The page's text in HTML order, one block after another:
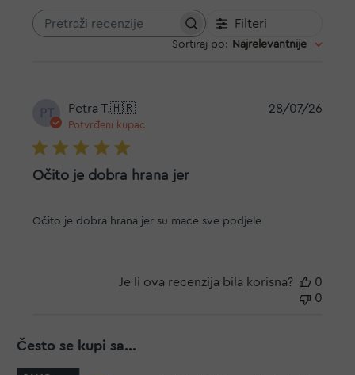
Pretraži
Filteri
Sortiraj po: Najrelevantnije
Petra T.🇭🇷
Potvrđeni kupac
Očito je dobra hrana jer
Očito je dobra hrana jer su mace sve podjele
28/07/26
Je li ova recenzija bila korisna?
0
0
Često se kupi sa...